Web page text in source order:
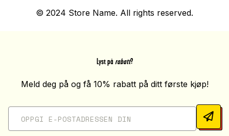
© 2024 Store Name. All rights reserved.
Lyst på rabatt?
Meld deg på og få 10% rabatt på ditt første kjøp!